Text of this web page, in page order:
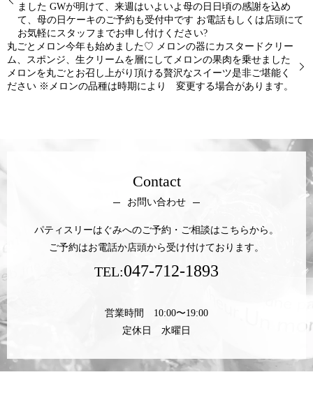
ました GWが明けて、来週はいよいよ母の日日頃の感謝を込め
て、母の日ケーキのご予約も受付中です お電話もしくは店頭にて
お気軽にスタッフまでお申し付けください?
丸ごとメロン今年も始めました♡ メロンの器にカスタードクリー
ム、スポンジ、生クリームを層にしてメロンの果肉を乗せました
メロンを丸ごとお召し上がり頂ける贅沢なスイーツ是非ご堪能く
ださい ※メロンの品種は時期により 変更する場合があります。
Contact
お問い合わせ
パティスリーはぐみへのご予約・ご相談はこちらから。
ご予約はお電話か店頭から受け付けております。
TEL:047-712-1893
営業時間 10:00〜19:00
定休日 水曜日